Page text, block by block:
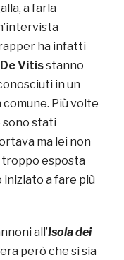
a farla
ha infatti
Vitisstanno
in un
comune. Più volte
sono stati
ma lei non
troppo esposta
a fare più
all’Isola dei
però che si sia